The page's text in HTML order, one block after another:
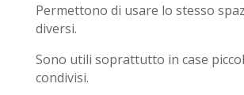
Permettono di usare lo stesso
diversi.
Sono utili soprattutto in case
condivisi.